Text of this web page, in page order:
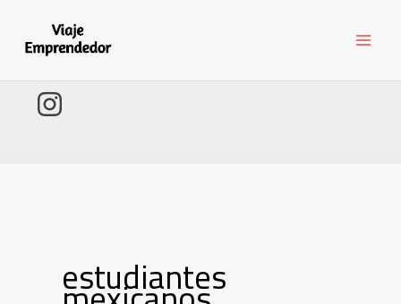
contenido
estudiantes